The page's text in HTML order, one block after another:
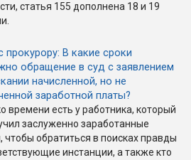
статья 155 дополнена 18 и 19
прокурору: В какие сроки
обращение в суд с заявлением
начисленной, но не
заработной платы?
времени есть у работника, который
заслуженно заработанные
чтобы обратиться в поисках правды
инстанции, а также кто